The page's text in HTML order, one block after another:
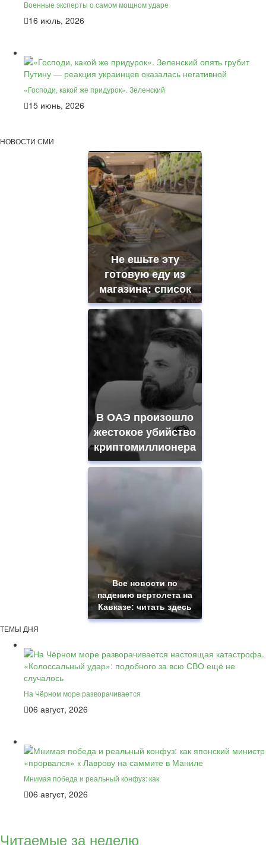
Военные эксперты о самом мощном ударе
16 июль, 2026
«Господи, какой же придурок». Зеленский
15 июнь, 2026
НОВОСТИ СМИ
Не ешьте эту
готовую еду из
магазина: список
В ОАЭ произошло
жестокое убийство
криптомиллионера
Все новости по
падению вертолета на
Кавказе: читать здесь
ТЕМЫ ДНЯ
На Чёрном море разворачивается
06 август, 2026
Мнимая победа и реальный конфуз: как
06 август, 2026
Читаемые за неделю